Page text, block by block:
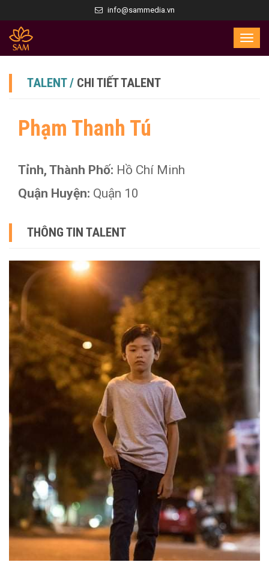
info@sammedia.vn
TALENT / CHI TIẾT TALENT
Phạm Thanh Tú
Tỉnh, Thành Phố: Hồ Chí Minh
Quận Huyện: Quận 10
THÔNG TIN TALENT